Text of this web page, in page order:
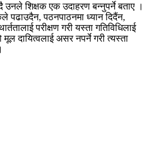
उनले शिक्षक एक उदाहरण बन्नुपर्ने बताए ।
पढाउदैन, पठनपाठनमा ध्यान दिदैंन,
परीक्षण गरी यस्ता गतिविधिलाई
दायित्वलाई असर नपर्ने गरी त्यस्ता